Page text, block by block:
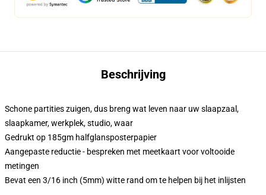
Beschrijving
Schone partities zuigen, dus breng wat leven naar uw slaapzaal,
slaapkamer, werkplek, studio, waar
Gedrukt op 185gm halfglansposterpapier
Aangepaste reductie - bespreken met meetkaart voor voltooide
metingen
Bevat een 3/16 inch (5mm) witte rand om te helpen bij het inlijsten